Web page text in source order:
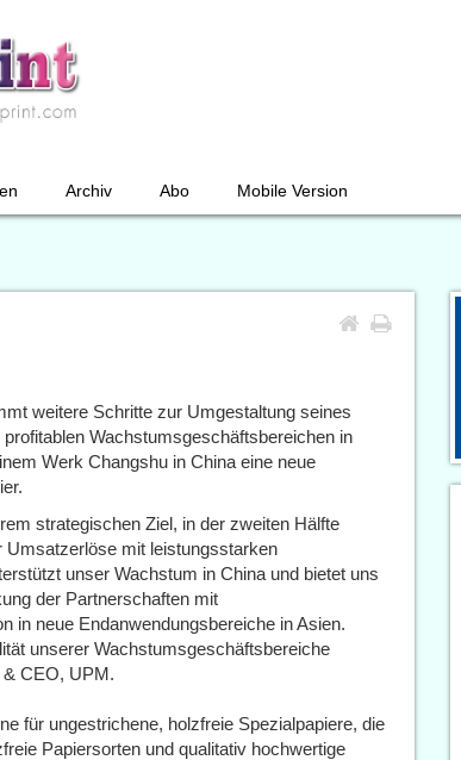
Archiv Abo Mobile Version
weitere Schritte zur Umgestaltung seines
Wachstumsgeschäftsbereichen in
Werk Changshu in China eine neue
strategischen Ziel, in der zweiten Hälfte
mit leistungsstarken
unser Wachstum in China und bietet uns
der Partnerschaften mit
in neue Endanwendungsbereiche in Asien.
unserer Wachstumsgeschäftsbereiche
CEO, UPM.
für ungestrichene, holzfreie Spezialpapiere, die
Papiersorten und qualitativ hochwertige